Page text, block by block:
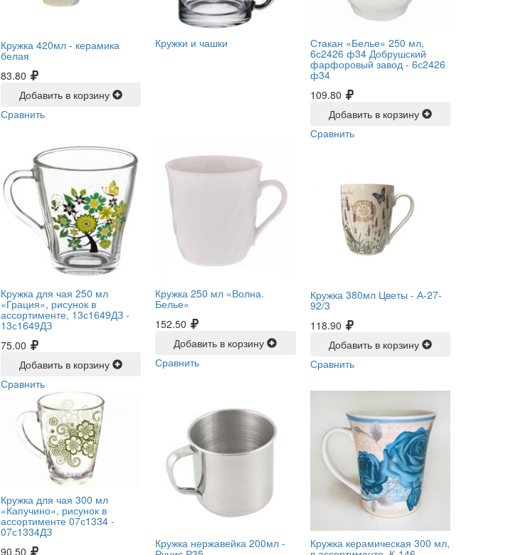
Кружка 420мл - керамика
белая
83.80
Добавить в корзину
Сравнить
Кружки и чашки Стакан «Белье» 250 мл,
6с2426 ф34 Добрушский
фарфоровый завод - 6с2426
ф34
109.80
Добавить в корзину
Сравнить
Кружка для чая 250 мл
«Грация», рисунок в
ассортименте, 13с1649ДЗ -
13с1649ДЗ
75.00
Добавить в корзину
Сравнить
Кружка 250 мл «Волна.
Белье»
152.50
Добавить в корзину
Сравнить
Кружка 380мл Цветы - А-27-
92/3
118.90
Добавить в корзину
Сравнить
Кружка для чая 300 мл
«Капучино», рисунок в
ассортименте 07с1334 -
07с1334ДЗ
90.50
Кружка нержавейка 200мл - Кружка керамическая 300 мл,